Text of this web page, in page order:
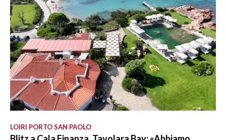
LOIRI PORTO SAN PAOLO